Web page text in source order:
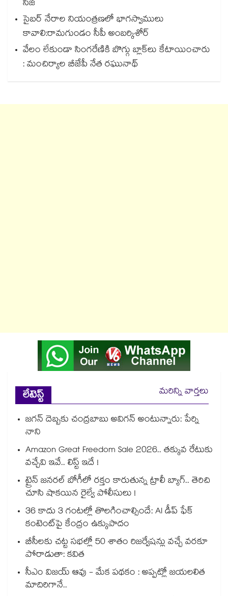
సీజ్
సైబర్ నేరాల నియంత్రణలో భాగస్వాములు
కావాలి:రామగుండం సీపీ అంబర్కిశోర్‌‌‌‌‌‌‌‌‌‌‌‌‌‌‌‌
వేలం లేకుండా సింగరేణికి బొగ్గు బ్లాక్‌‌‌‌‌‌‌‌లు కేటాయించారు
: మంచిర్యాల బీజేపీ నేత రఘునాథ్
లేటెస్ట్
మరిన్ని వార్తలు
జగన్ దెబ్బకు చంద్రబాబు అవిగన్ అంటున్నారు: పేర్ని
నాని
Amazon Great Freedom Sale 2026.. తక్కువ రేటుకు
వచ్చేవి ఇవే.. లిస్ట్ ఇదే !
ట్రైన్ జనరల్ బోగీలో రక్తం కారుతున్న ట్రాలీ బ్యాగ్.. తెరిచి
చూసి షాకయిన రైల్వే పోలీసులు !
36 కాదు 3 గంటల్లో తొలగించాల్సిందే: AI డీప్ ఫేక్
కంటెంట్‎పై కేంద్రం ఉక్కుపాదం
బీసీలకు చట్ట సభల్లో 50 శాతం రిజర్వేషన్లు వచ్చే వరకూ
పోరాడుతా: కవిత
సీఎం విజయ్ ఆవు - మేక పథకం : అప్పట్లో జయలలిత
మాదిరిగానే..